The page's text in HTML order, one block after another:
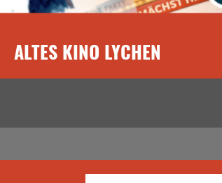
ALTES KINO LYCHEN